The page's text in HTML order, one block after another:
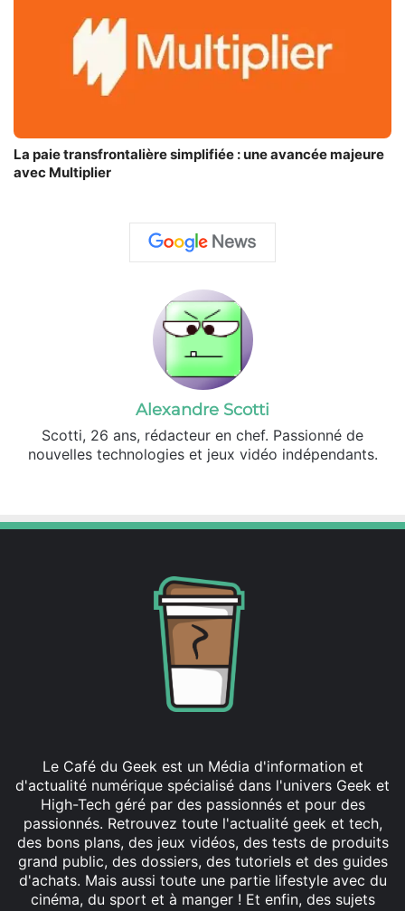
La paie transfrontalière simplifiée : une avancée majeure
avec Multiplier
Alexandre Scotti
Scotti, 26 ans, rédacteur en chef. Passionné de
nouvelles technologies et jeux vidéo indépendants.
Le Café du Geek est un Média d'information et
d'actualité numérique spécialisé dans l'univers Geek et
High-Tech géré par des passionnés et pour des
passionnés. Retrouvez toute l'actualité geek et tech,
des bons plans, des jeux vidéos, des tests de produits
grand public, des dossiers, des tutoriels et des guides
d'achats. Mais aussi toute une partie lifestyle avec du
cinéma, du sport et à manger ! Et enfin, des sujets